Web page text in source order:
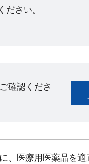
さい。​
確認くださ
、医療用医薬品を適